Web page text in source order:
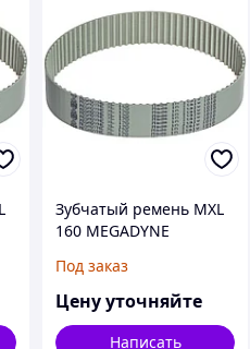
Зубчатый ремень MXL
160 MEGADYNE
Под заказ
Цену уточняйте
Написать